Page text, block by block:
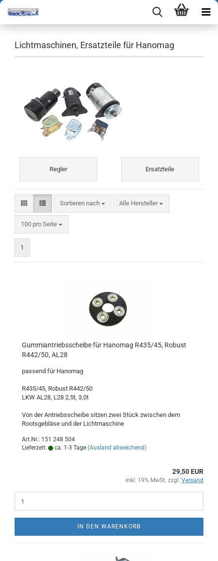
Lichtmaschinen, Ersatzteile für Hanomag
Regler Ersatzteile
Sortieren nach
Sortieren nach Alle Hersteller
100 pro Seite
pro Seite
1
Gummiantriebsscheibe für Hanomag R435/45, Robust
R442/50, AL28
passend für Hanomag
R435/45, Robust R442/50
LKW AL28, L28 2,5t, 3,0t
Von der Antriebsscheibe sitzen zwei Stück zwischen dem
Rootsgebläse und der Lichtmaschine
Art.Nr.: 151 248 504
Lieferzeit:
ca. 1-3 Tage (Ausland abweichend)
29,50 EUR
inkl. 19% MwSt. zzgl. Versand
IN DEN WARENKORB